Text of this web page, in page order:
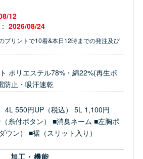
12
2026/08/24
プリントで10着&本日12時までの発注及び
ポリエステル78%・綿22%(再生ポ
防止・吸汗速乾
4L 550円UP（税込） 5L 1,100円
糸付ボタン） ■消臭ネーム ■左胸ポ
ウン） ■裾（スリット入り）
加工・機能